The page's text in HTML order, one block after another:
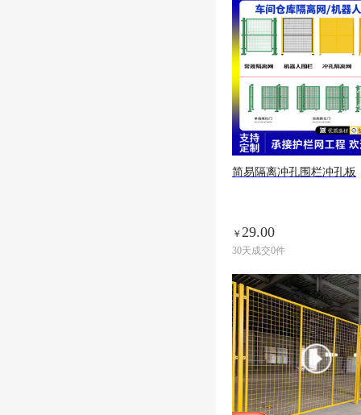
简易隔离冲孔围栏冲孔板
￥ 29.00
30天成交0件